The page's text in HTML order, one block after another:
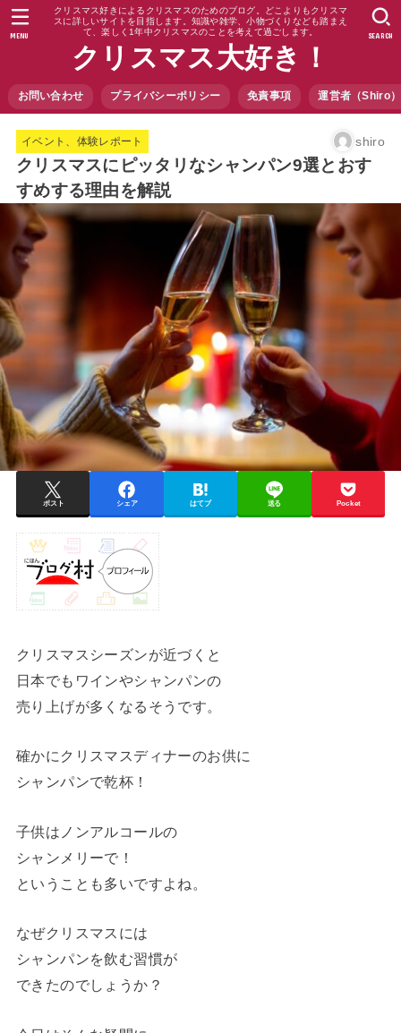
クリスマス好きによるクリスマスのためのブログ。どこよりもクリスマ
スに詳しいサイトを目指します。知識や雑学、小物づくりなども踏まえ
て、楽しく1年中クリスマスのことを考えて過ごします。
クリスマス大好き！
お問い合わせ プライバシーポリシー 免責事項 運営者（Shiro
SEARCH
MENU
イベント、体験レポート shiro
クリスマスにピッタリなシャンパン9選とおす
すめする理由を解説
ポスト シェア はてブ 送る Pocket
クリスマスシーズンが近づくと
日本でもワインやシャンパンの
売り上げが多くなるそうです。
確かにクリスマスディナーのお供に
シャンパンで乾杯！
子供はノンアルコールの
シャンメリーで！
ということも多いですよね。
なぜクリスマスには
シャンパンを飲む習慣が
できたのでしょうか？